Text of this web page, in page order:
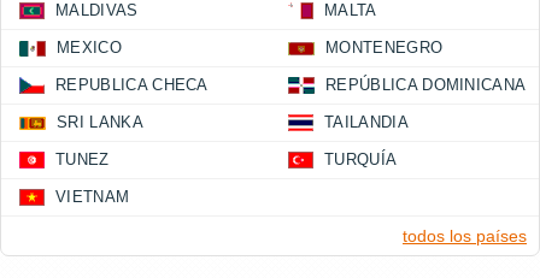
MALDIVAS MALTA
MEXICO MONTENEGRO
REPUBLICA CHECA REPÚBLICA DOMINICANA
SRI LANKA TAILANDIA
TUNEZ TURQUÍA
VIETNAM
todos los países